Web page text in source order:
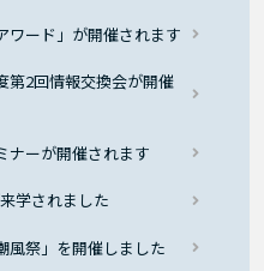
ワード」が開催されます
第2回情報交換会が開催
ナーが開催されます
学されました
風祭」を開催しました